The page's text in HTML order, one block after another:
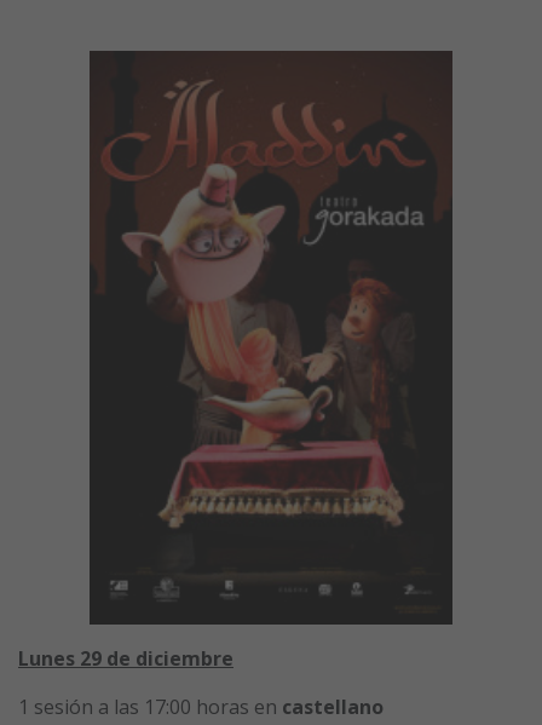
Lunes 29 de diciembre
1 sesión a las 17:00 horas en castellano